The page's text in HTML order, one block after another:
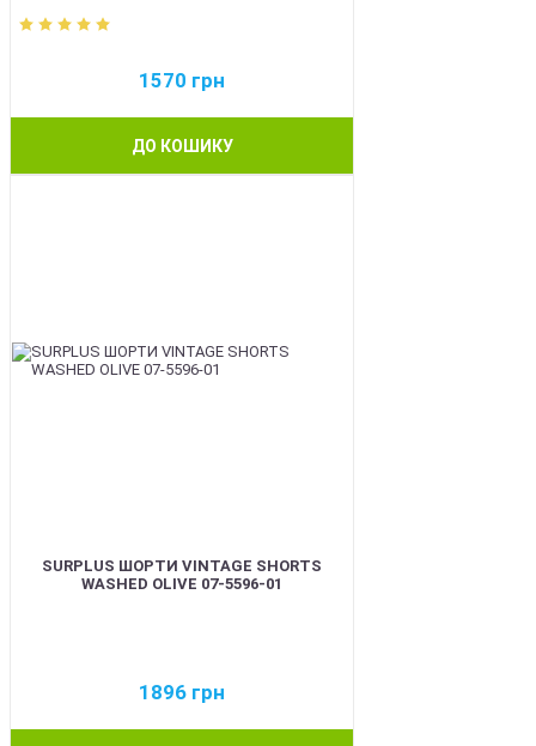
1570 грн
ДО КОШИКУ
SURPLUS ШОРТИ VINTAGE SHORTS
WASHED OLIVE 07-5596-01
1896 грн